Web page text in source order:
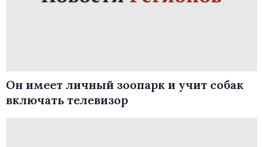
Он имеет личный зоопарк и учит собак
включать телевизор